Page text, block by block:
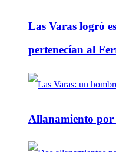
Las Varas logró
pertenecían al
Allanamiento por